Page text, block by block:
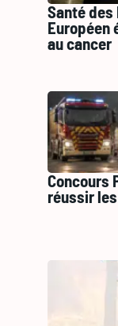
Santé
Européen
au cancer
Concours
réussir